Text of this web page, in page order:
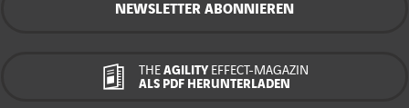
NEWSLETTER ABONNIEREN
THE AGILITY EFFECT-MAGAZIN
ALS PDF HERUNTERLADEN